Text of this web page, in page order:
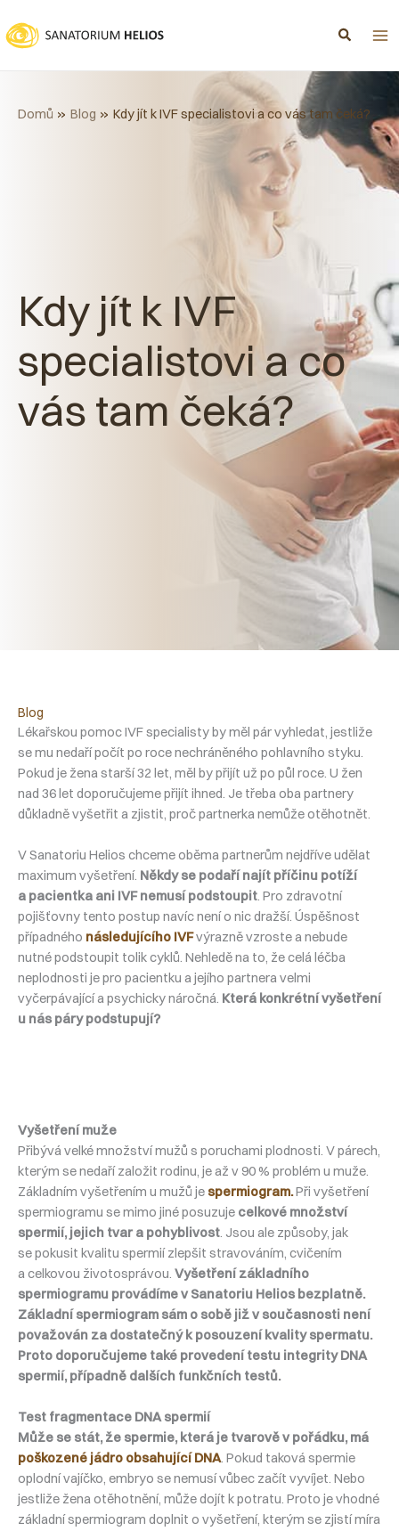
na
obsah
Kdy jít k IVF
specialistovi a co
vás tam čeká?
Domů Blog Kdy jít k IVF specialistovi a co vás tam čeká?
Blog
Lékařskou pomoc IVF specialisty by měl pár vyhledat, jestliže
se mu nedaří počít po roce nechráněného pohlavního styku.
Pokud je žena starší 32 let, měl by přijít už po půl roce. U žen
nad 36 let doporučujeme přijít ihned. Je třeba oba partnery
důkladně vyšetřit a zjistit, proč partnerka nemůže otěhotnět.
V Sanatoriu Helios chceme oběma partnerům nejdříve udělat
maximum vyšetření. Někdy se podaří najít příčinu potíží
a pacientka ani IVF nemusí podstoupit. Pro zdravotní
pojišťovny tento postup navíc není o nic dražší. Úspěšnost
případného následujícího IVFvýrazně vzroste a nebude
nutné podstoupit tolik cyklů. Nehledě na to, že celá léčba
neplodnosti je pro pacientku a jejího partnera velmi
vyčerpávající a psychicky náročná. Která konkrétní vyšetření
u nás páry podstupují?
Vyšetření muže
Přibývá velké množství mužů s poruchami plodnosti. V párech,
kterým se nedaří založit rodinu, je až v 90 % problém u muže.
Základním vyšetřením u mužů je spermiogram.Při vyšetření
spermiogramu se mimo jiné posuzuje celkové množství
spermií, jejich tvar a pohyblivost. Jsou ale způsoby, jak
se pokusit kvalitu spermií zlepšit stravováním, cvičením
a celkovou životosprávou. Vyšetření základního
spermiogramu provádíme v Sanatoriu Helios bezplatně.
Základní spermiogram sám o sobě již v současnosti není
považován za dostatečný k posouzení kvality spermatu.
Proto doporučujeme také provedení testu integrity DNA
spermií, případně dalších funkčních testů.
Test fragmentace DNA spermií
Může se stát, že spermie, která je tvarově v pořádku, má
poškozené jádro obsahující DNA. Pokud taková spermie
oplodní vajíčko, embryo se nemusí vůbec začít vyvíjet. Nebo
jestliže žena otěhotnění, může dojít k potratu. Proto je vhodné
základní spermiogram doplnit o vyšetření, kterým se zjistí míra